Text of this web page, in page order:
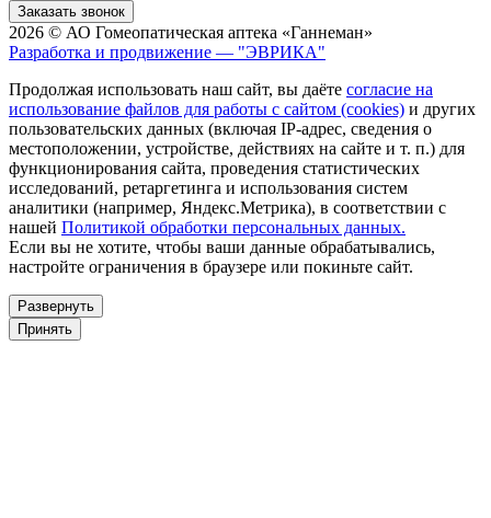
Заказать звонок
2026 © АО Гомеопатическая аптека «Ганнеман»
Разработка и продвижение — "ЭВРИКА"
Продолжая использовать наш сайт, вы даёте согласие на
использование файлов для работы с сайтом (cookies) и других
пользовательских данных (включая IP-адрес, сведения о
местоположении, устройстве, действиях на сайте и т. п.) для
функционирования сайта, проведения статистических
исследований, ретаргетинга и использования систем
аналитики (например, Яндекс.Метрика), в соответствии с
нашей Политикой обработки персональных данных.
Если вы не хотите, чтобы ваши данные обрабатывались,
настройте ограничения в браузере или покиньте сайт.
Развернуть
Принять